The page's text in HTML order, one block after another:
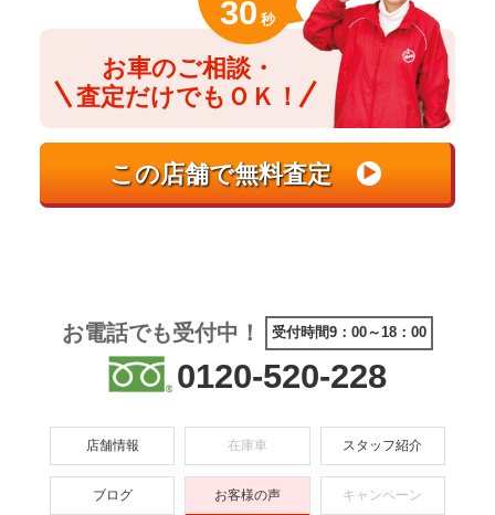
お車のご相談・
査定だけでもＯＫ！
30 秒
お電話でも受付中！ 受付時間9：00～18：00
0120-520-228
店舗情報 在庫車 スタッフ紹介
ブログ お客様の声 キャンペーン